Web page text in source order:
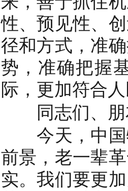
性、预见性、
径和方式，准
势，准确把握
际，更加符合
同志们、朋
今天，中国
前景，老一辈
实。我们要更